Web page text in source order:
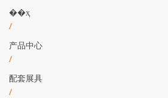
��ҳ
/
产品中心
/
配套展具
/